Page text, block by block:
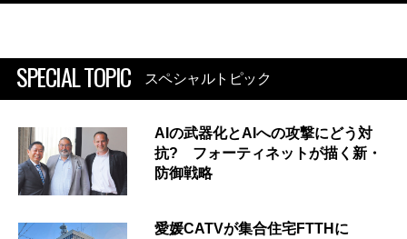
SPECIAL TOPIC スペシャルトピック
AIの武器化とAIへの攻撃にどう対
抗? フォーティネットが描く新・
防御戦略
愛媛CATVが集合住宅FTTHに